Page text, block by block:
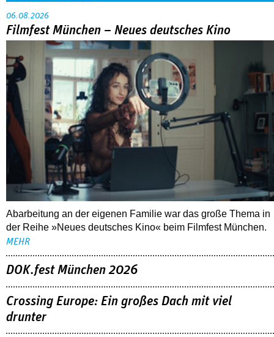
06.08.2026
Filmfest München – Neues deutsches Kino
Abarbeitung an der eigenen Familie war das große Thema in
der Reihe »Neues deutsches Kino« beim Filmfest München.
MEHR
DOK.fest München 2026
Crossing Europe: Ein großes Dach mit viel
drunter